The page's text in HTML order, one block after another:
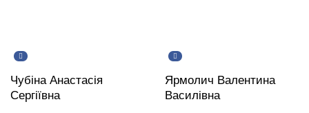
Чубіна Анастасія
Сергіївна
Ярмолич Валентина
Василівна